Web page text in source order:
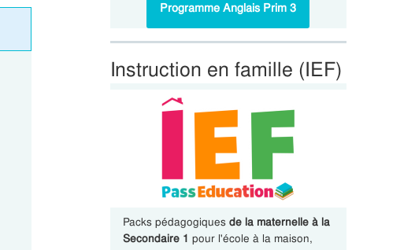
Programme Anglais Prim 3
Instruction en famille (IEF)
Packs pédagogiques de la maternelle à la
Secondaire 1 pour l'école à la maison,